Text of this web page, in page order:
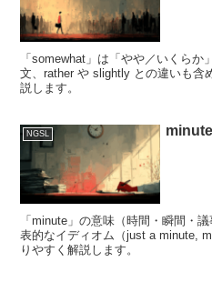
「somewhat」は「やや／いくら
文、rather や slightly との違いも含
説します。
NGSL minute
「minute」の意味（時間・瞬間・
表的なイディオム（just a minute,
りやすく解説します。